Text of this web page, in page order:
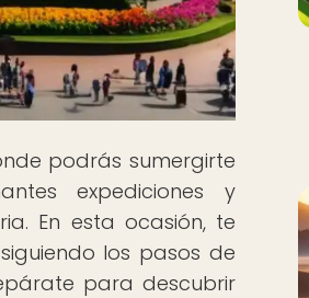
podrás sumergirte
expediciones y
En esta ocasión, te
los pasos de
para descubrir